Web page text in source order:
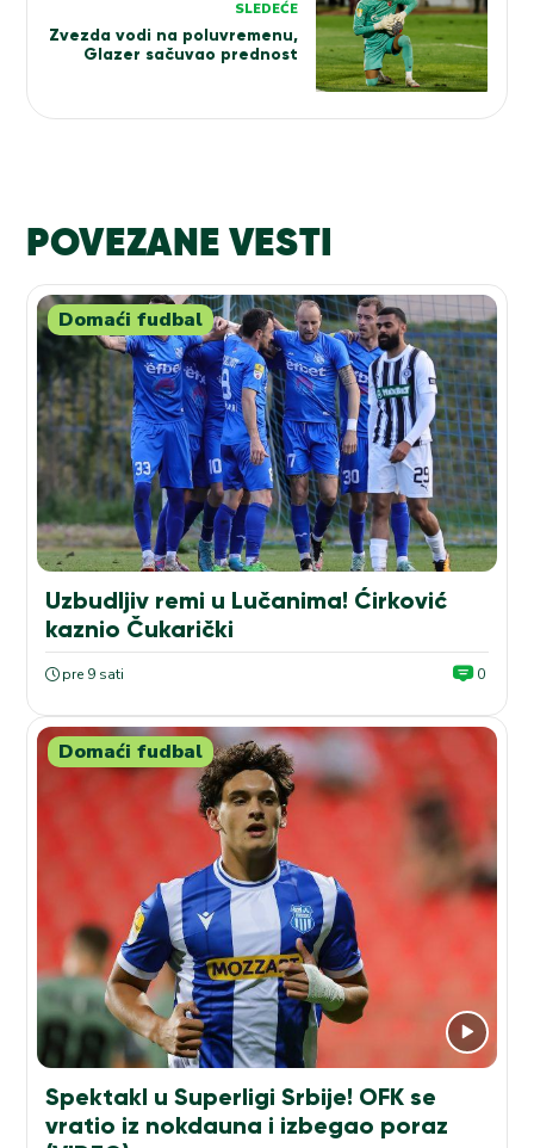
SLEDEĆE
Zvezda vodi na poluvremenu,
Glazer sačuvao prednost
POVEZANE VESTI
Domaći fudbal
Uzbudljiv remi u Lučanima! Ćirković
kaznio Čukarički
pre 9 sati 0
Domaći fudbal
Spektakl u Superligi Srbije! OFK se
vratio iz nokdauna i izbegao poraz